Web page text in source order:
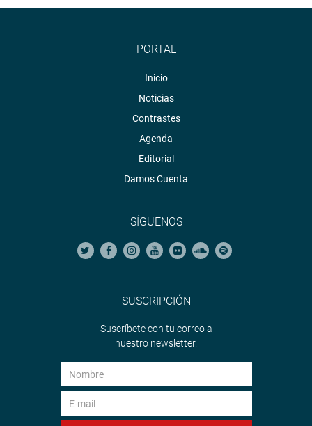
PORTAL
Inicio
Noticias
Contrastes
Agenda
Editorial
Damos Cuenta
SÍGUENOS
SUSCRIPCIÓN
Suscríbete con tu correo a
nuestro newsletter.